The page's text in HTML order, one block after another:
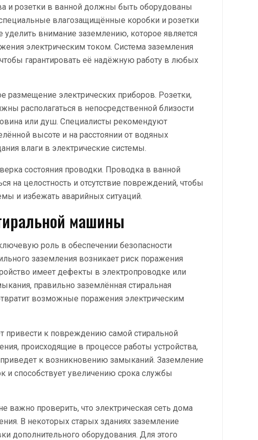
и розетки в ванной должны быть оборудованы
влагозащищённые коробки и розетки
внимание заземлению, которое является
электрическим током. Система заземления
гарантировать её надёжную работу в любых
размещение электрических приборов. Розетки,
располагаться в непосредственной близости
или душ. Специалисты рекомендуют
высоте и на расстоянии от водяных
влаги в электрические системы.
состояния проводки. Проводка в ванной
на целостность и отсутствие повреждений, чтобы
и избежать аварийных ситуаций.
машины
роль в обеспечении безопасности
заземления возникает риск поражения
имеет дефекты в электропроводке или
правильно заземлённая стиральная
возможные поражения электрическим
привести к повреждению самой стиральной
происходящие в процессе работы устройства,
к возникновению замыканий. Заземление
и способствует увеличению срока службы
важно проверить, что электрическая сеть дома
В некоторых старых зданиях заземление
дополнительного оборудования. Для этого